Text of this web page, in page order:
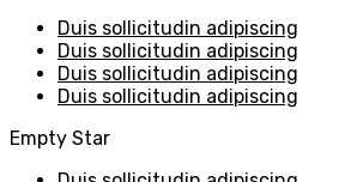
Duis sollicitudin adipiscing
Duis sollicitudin adipiscing
Duis sollicitudin adipiscing
Duis sollicitudin adipiscing
Empty Star